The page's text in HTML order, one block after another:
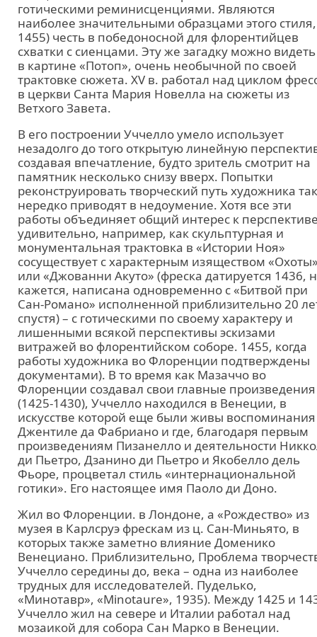
готическими реминисценциями. Являются
наиболее значительными образцами этого стиля,
1455) честь в победоносной для флорентийцев
схватки с сиенцами. Эту же загадку можно
в картине «Потоп», очень необычной по своей
трактовке сюжета. XV в. работал над циклом
в церкви Санта Мария Новелла на сюжеты из
Ветхого Завета.
В его построении Уччелло умело использует
незадолго до того открытую линейную
создавая впечатление, будто зритель смотрит на
памятник несколько снизу вверх. Попытки
реконструировать творческий путь художника
нередко приводят в недоумение. Хотя все эти
работы объединяет общий интерес к
удивительно, например, как скульптурная и
монументальная трактовка в «Истории Ноя»
сосуществует с характерным изяществом
или «Джованни Акуто» (фреска датируется 1436,
кажется, написана одновременно с «Битвой при
Сан-Романо» исполненной приблизительно 20
спустя) – с готическими по своему характеру и
лишенными всякой перспективы эскизами
витражей во флорентийском соборе. 1455, когда
работы художника во Флоренции подтверждены
документами). В то время как Мазаччо во
Флоренции создавал свои главные произведения
(1425-1430), Уччелло находился в Венеции, в
искусстве которой еще были живы
Джентиле да Фабриано и где, благодаря первым
произведениям Пизанелло и деятельности
ди Пьетро, Дзанино ди Пьетро и Якобелло дель
Фьоре, процветал стиль «интернациональной
готики». Его настоящее имя Паоло ди Доно.
Жил во Флоренции. в Лондоне, а «Рождество» из
музея в Карлсруэ фрескам из ц. Сан-Миньято, в
которых также заметно влияние Доменико
Венециано. Приблизительно, Проблема
Уччелло середины до, века – одна из наиболее
трудных для исследователей. Пуделько,
«Минотавр», «Minotaure», 1935). Между 1425 и
Уччелло жил на севере и Италии работал над
мозаикой для собора Сан Марко в Венеции.